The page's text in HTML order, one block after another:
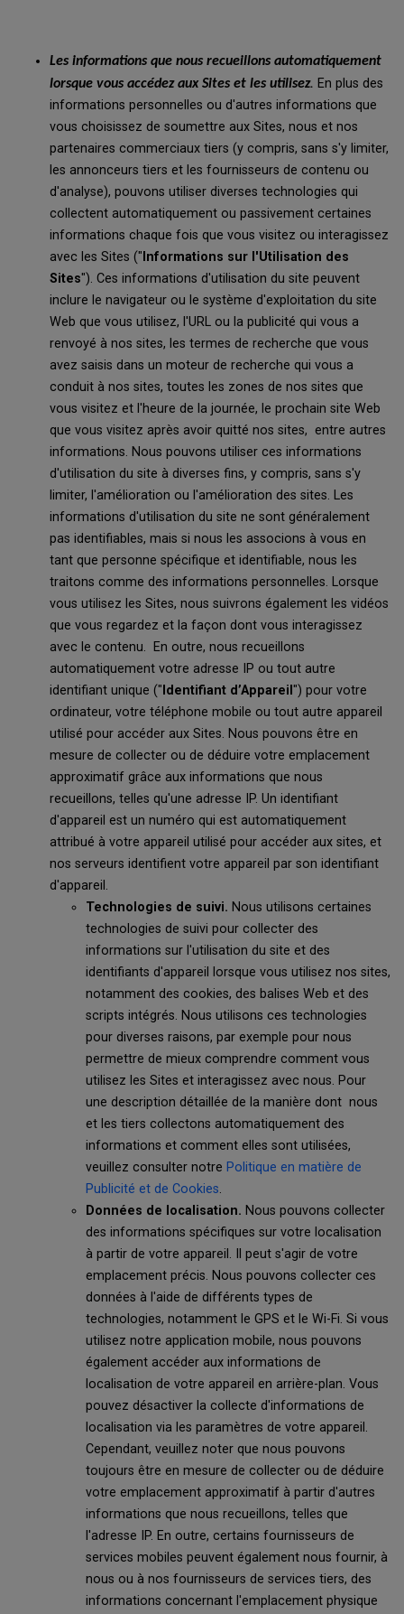
Les informations que nous recueillons automatiquement
lorsque vous accédez aux Sites et les utilisez. En plus des
informations personnelles ou d'autres informations que
vous choisissez de soumettre aux Sites, nous et nos
partenaires commerciaux tiers (y compris, sans s'y limiter,
les annonceurs tiers et les fournisseurs de contenu ou
d'analyse), pouvons utiliser diverses technologies qui
collectent automatiquement ou passivement certaines
informations chaque fois que vous visitez ou interagissez
avec les Sites (" Informations sur l'Utilisation des
Sites"). Ces informations d'utilisation du site peuvent
inclure le navigateur ou le système d'exploitation du site
Web que vous utilisez, l'URL ou la publicité qui vous a
renvoyé à nos sites, les termes de recherche que vous
avez saisis dans un moteur de recherche qui vous a
conduit à nos sites, toutes les zones de nos sites que
vous visitez et l'heure de la journée, le prochain site Web
que vous visitez après avoir quitté nos sites, entre autres
informations. Nous pouvons utiliser ces informations
d'utilisation du site à diverses fins, y compris, sans s'y
limiter, l'amélioration ou l'amélioration des sites. Les
informations d'utilisation du site ne sont généralement
pas identifiables, mais si nous les associons à vous en
tant que personne spécifique et identifiable, nous les
traitons comme des informations personnelles. Lorsque
vous utilisez les Sites, nous suivrons également les vidéos
que vous regardez et la façon dont vous interagissez
avec le contenu. En outre, nous recueillons
automatiquement votre adresse IP ou tout autre
identifiant unique (" Identifiant d’Appareil ") pour votre
ordinateur, votre téléphone mobile ou tout autre appareil
utilisé pour accéder aux Sites. Nous pouvons être en
mesure de collecter ou de déduire votre emplacement
approximatif grâce aux informations que nous
recueillons, telles qu'une adresse IP. Un identifiant
d'appareil est un numéro qui est automatiquement
attribué à votre appareil utilisé pour accéder aux sites, et
nos serveurs identifient votre appareil par son identifiant
d'appareil.
Technologies de suivi. Nous utilisons certaines
technologies de suivi pour collecter des
informations sur l'utilisation du site et des
identifiants d'appareil lorsque vous utilisez nos sites,
notamment des cookies, des balises Web et des
scripts intégrés. Nous utilisons ces technologies
pour diverses raisons, par exemple pour nous
permettre de mieux comprendre comment vous
utilisez les Sites et interagissez avec nous. Pour
une description détaillée de la manière dont nous
et les tiers collectons automatiquement des
informations et comment elles sont utilisées,
veuillez consulter notre Politique en matière de
Publicité et de Cookies.
Données de localisation. Nous pouvons collecter
des informations spécifiques sur votre localisation
à partir de votre appareil. Il peut s'agir de votre
emplacement précis. Nous pouvons collecter ces
données à l'aide de différents types de
technologies, notamment le GPS et le Wi-Fi. Si vous
utilisez notre application mobile, nous pouvons
également accéder aux informations de
localisation de votre appareil en arrière-plan. Vous
pouvez désactiver la collecte d'informations de
localisation via les paramètres de votre appareil.
Cependant, veuillez noter que nous pouvons
toujours être en mesure de collecter ou de déduire
votre emplacement approximatif à partir d'autres
informations que nous recueillons, telles que
l'adresse IP. En outre, certains fournisseurs de
services mobiles peuvent également nous fournir, à
nous ou à nos fournisseurs de services tiers, des
informations concernant l'emplacement physique